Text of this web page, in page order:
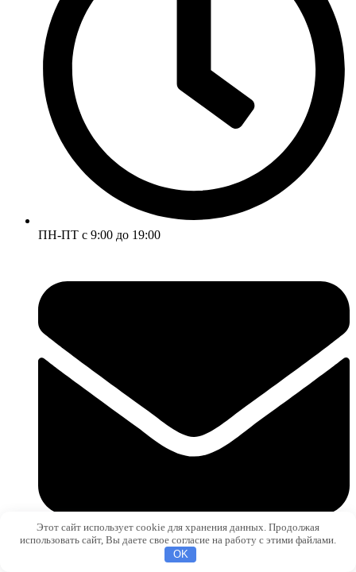
ПН-ПТ с 9:00 до 19:00
Этот сайт использует cookie для хранения данных. Продолжая
использовать сайт, Вы даете свое согласие на работу с этими файлами.
OK